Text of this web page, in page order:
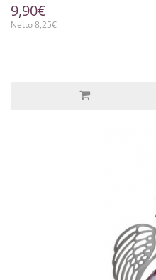
9,90€
Netto 8,25€